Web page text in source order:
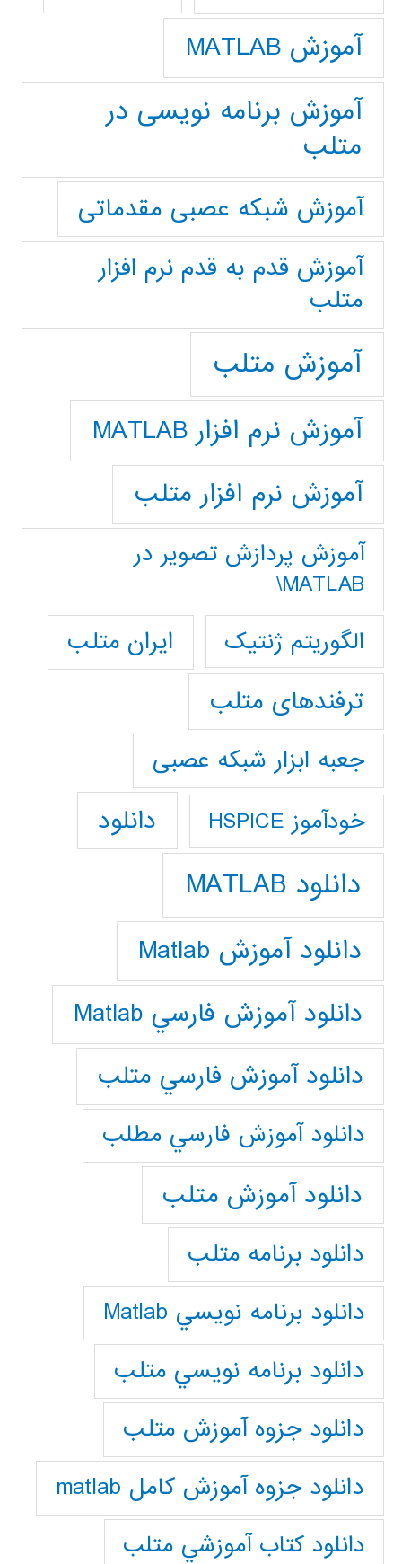
آموزش MATLAB
آموزش برنامه نویسی در
متلب
آموزش شبکه عصبی مقدماتی
آموزش قدم به قدم نرم افزار
متلب
آموزش متلب
آموزش نرم افزار MATLAB
آموزش نرم افزار متلب
آموزش پردازش تصوير در
MATLAB\
الگوریتم ژنتیک
ایران متلب
ترفندهای متلب
جعبه ابزار شبکه عصبی
خودآموز HSPICE دانلود
دانلود MATLAB
دانلود آموزش Matlab
دانلود آموزش فارسي Matlab
دانلود آموزش فارسي متلب
دانلود آموزش فارسي مطلب
دانلود آموزش متلب
دانلود برنامه متلب
دانلود برنامه نويسي Matlab
دانلود برنامه نويسي متلب
دانلود جزوه آموزش متلب
دانلود جزوه آموزش کامل matlab
دانلود كتاب آموزشي متلب